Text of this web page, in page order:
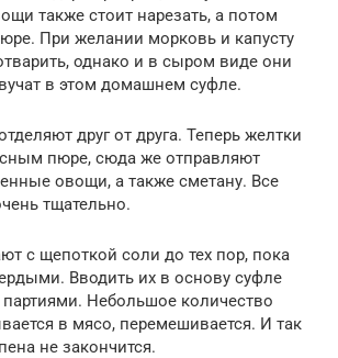
также стоит нарезать, а потом
При желании морковь и капусту
однако и в сыром виде они
в этом домашнем суфле.
друг от друга. Теперь желтки
пюре, сюда же отправляют
овощи, а также сметану. Все
тщательно.
с щепоткой соли до тех пор, пока
Вводить их в основу суфле
Небольшое количество
в мясо, перемешивается. И так
не закончится.